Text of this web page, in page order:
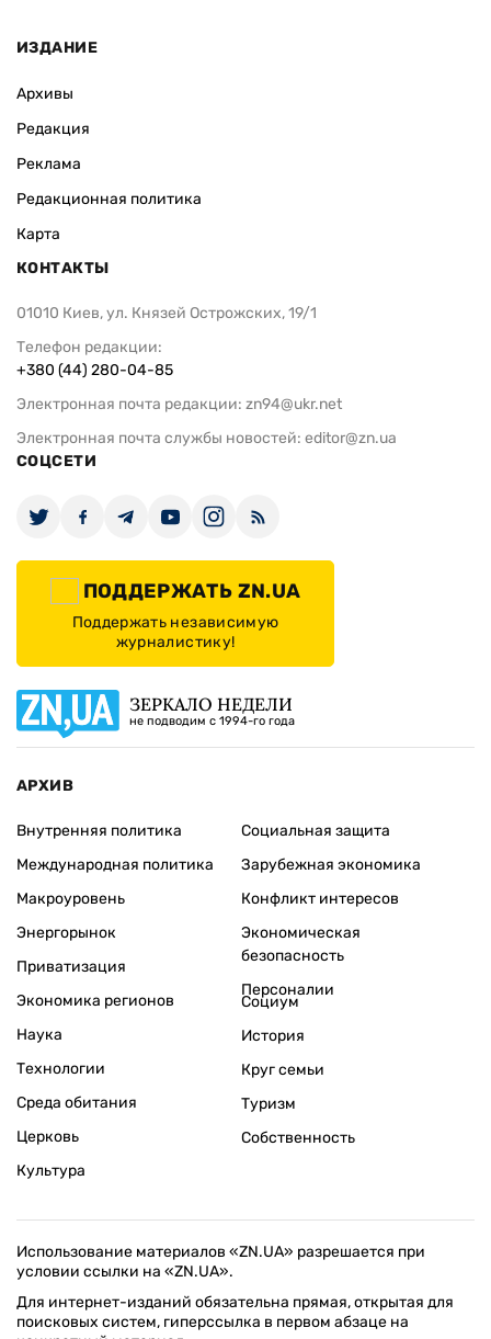
ИЗДАНИЕ
Архивы
Редакция
Реклама
Редакционная политика
Карта
КОНТАКТЫ
01010 Киев, ул. Князей Острожских, 19/1
Телефон редакции:
+380 (44) 280-04-85
Электронная почта редакции: zn94@ukr.net
Электронная почта службы новостей: editor@zn.ua
СОЦСЕТИ
ПОДДЕРЖАТЬ ZN.UA
Поддержать независимую
журналистику!
ЗЕРКАЛО НЕДЕЛИ
не подводим с 1994-го года
АРХИВ
Внутренняя политика
Международная политика
Макроуровень
Энергорынок
Приватизация
Экономика регионов
Социальная защита
Зарубежная экономика
Конфликт интересов
Экономическая
безопасность
Персоналии
Наука
Технологии
Среда обитания
Церковь
Культура
Социум
История
Круг семьи
Туризм
Собственность
Использование материалов «ZN.UA» разрешается при
условии ссылки на «ZN.UA».
Для интернет-изданий обязательна прямая, открытая для
поисковых систем, гиперссылка в первом абзаце на